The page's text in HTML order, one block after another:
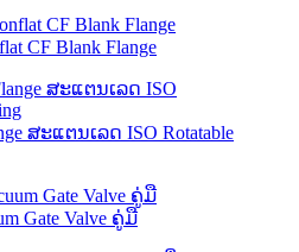
CF Blank Flange
ສະແຕນເລດ ISO Rotatable
Gate Valve ຄູ່ມື